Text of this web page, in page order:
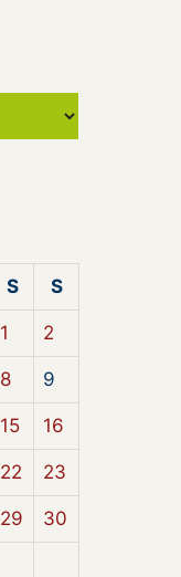
S S
1 2
8 9
15 16
22 23
29 30